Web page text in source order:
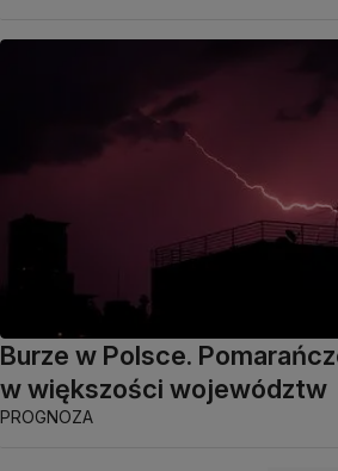
Burze w Polsce.
w większości województw
PROGNOZA